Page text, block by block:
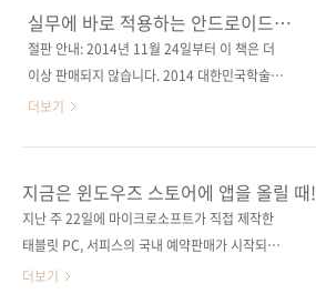
다고 해서 100% 완벽한 책이 될 수는 없겠지만,
기존 책들에 비해 조금이나마 오류가 적은 책을
선보일 수 있을 것으로 기대합니다. 이번..
이지 312쪽판 형 46배판 변형(188*245), 반양
장(soft cover)정 가 20,000원ISBN 978-89-
94506-85-2 (93000)키워드 스마트 TV / 자바
프로그래밍 / 스마트 TV / 자바스크립트,
HTML, CSS 관련 사이트■ 독자 Q&A 저자 메
로그: http://nashorn.tistory.com/ 관련 포스
트■ 2014/01/..
실무에 바로 적용하는 안드로이드
프로그래밍
절판 안내: 2014년 11월 24일부터 이 책은 더
이상 판매되지 않습니다. 2014 대한민국학술원
우수학술도서 선정!아마존 안드로이드 분야 베
면서 배우는 실전 안드로이드 프로그래밍!미국
최고의 모바일 교육기관인 빅 너드 랜치(Big
Nerd Ranch)의 안드로이드 강의 노하우를 기
Ranch Guides원서명 Android
더보기
지금은 윈도우즈 스토어에 앱을 올릴 때!
지난 주 22일에 마이크로소프트가 직접 제작한
태블릿 PC, 서피스의 국내 예약판매가 시작되었
죠. 스마트폰과 태블릿에서 애플과 구글에 고심
더보기